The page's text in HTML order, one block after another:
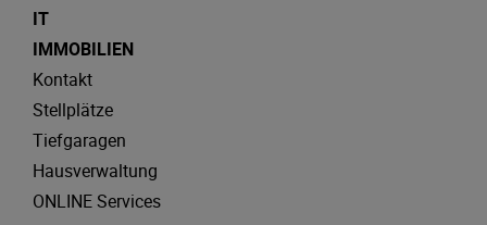
IT
IMMOBILIEN
Kontakt
Stellplätze
Tiefgaragen
Hausverwaltung
ONLINE Services